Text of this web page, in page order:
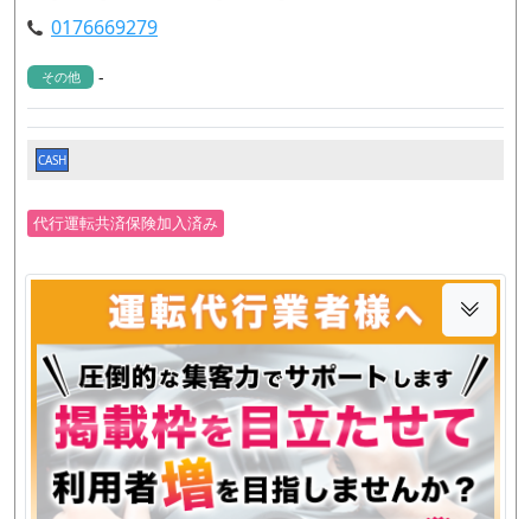
0176669279
その他 -
CASH
代行運転共済保険加入済み